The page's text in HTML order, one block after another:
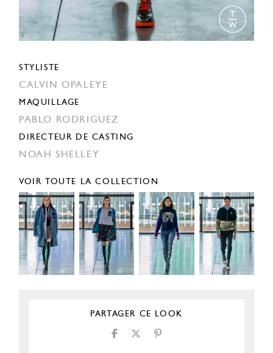
STYLISTE
CALVIN OPALEYE
MAQUILLAGE
PABLO RODRIGUEZ
DIRECTEUR DE CASTING
NOAH SHELLEY
VOIR TOUTE LA COLLECTION
PARTAGER CE LOOK